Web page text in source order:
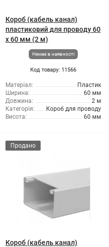
Короб (кабель канал)
пластиковий для проводу 60
х 60 мм (2 м)
Немає в наявності
Код товару: 11566
Матеріал:
Пластик
Ширина:
60 мм
Довжина:
2 м
Категорія:
Короб для проводу
Висота:
60 мм
Продано
Короб (кабель канал)